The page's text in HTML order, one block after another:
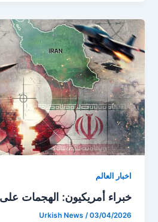
اخبار العالم
خبراء أمريكيون: الهجمات
Urkish News /03/04/2026